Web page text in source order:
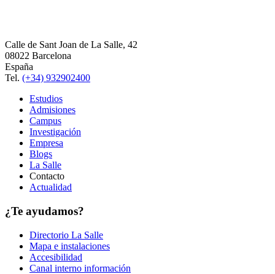
Calle de Sant Joan de La Salle, 42
08022 Barcelona
España
Tel. (+34) 932902400
Estudios
Admisiones
Campus
Investigación
Empresa
Blogs
La Salle
Contacto
Actualidad
¿Te ayudamos?
Directorio La Salle
Mapa e instalaciones
Accesibilidad
Canal interno información